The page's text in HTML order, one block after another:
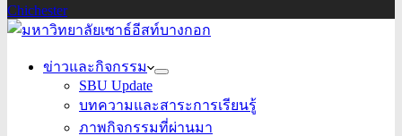
Chichester
ข่าวและกิจกรรม
SBU Update
บทความและสาระการเรียนรู้
ภาพกิจกรรมที่ผ่านมา